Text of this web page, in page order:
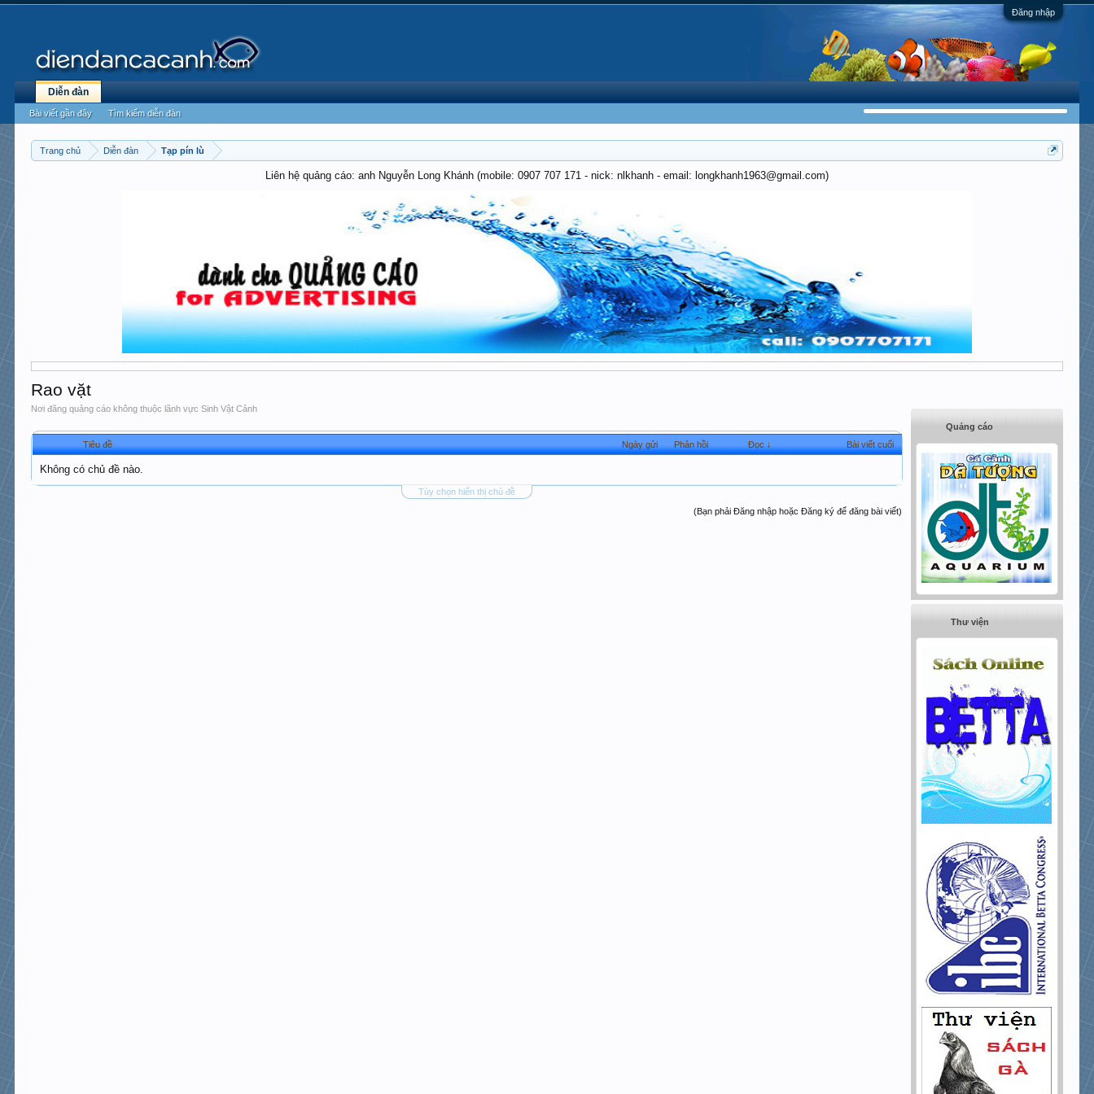
Đăng nhập
Trang chủ Diễn đàn Tạp pín lù
Liên hệ quảng cáo: anh Nguyễn Long Khánh (mobile: 0907 707 171 - nick: nlkhanh - email: longkhanh1963@gmail.com)
Rao vặt
Nơi đăng quảng cáo không thuộc lãnh vực Sinh Vật Cảnh
Tiêu đề Ngày gửi Phản hồi Đọc ↓ Bài viết cuối
Không có chủ đề nào.
Tùy chọn hiển thị chủ đề
(Bạn phải Đăng nhập hoặc Đăng ký để đăng bài viết)
Quảng cáo
Thư viện
Diễn đàn
Bài viết gần đây Tìm kiếm diễn đàn